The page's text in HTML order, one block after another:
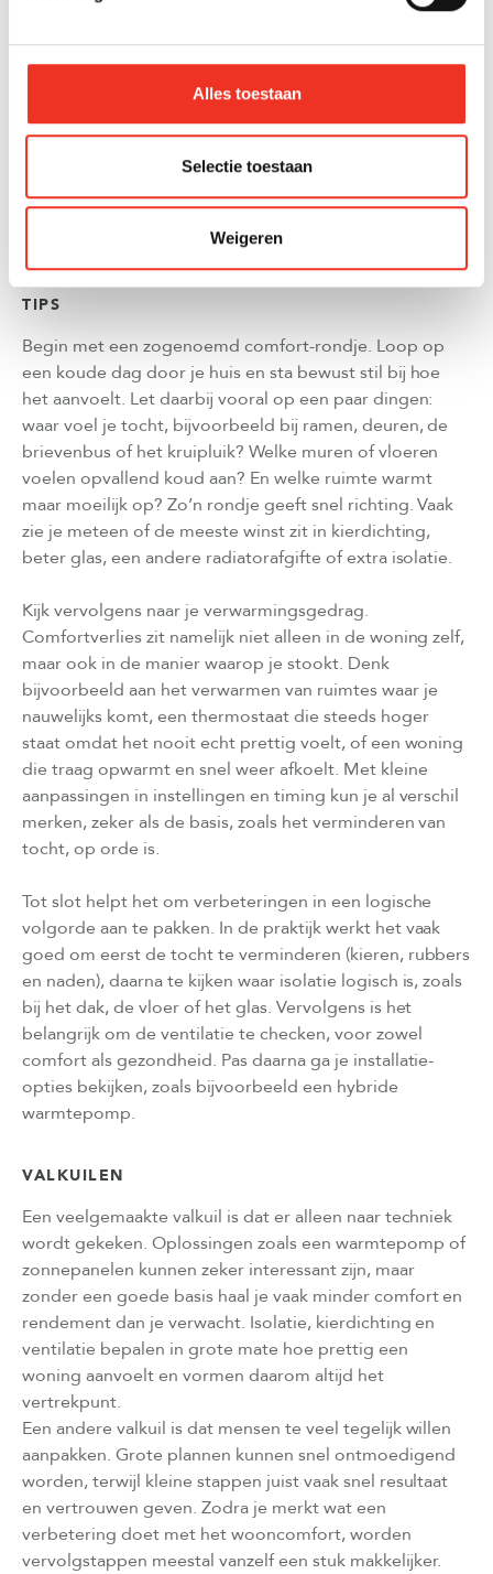
Alles toestaan
Selectie toestaan
Weigeren
Verduurzaming is niet
alleen een winterverhaal. Isolatie, zonwering en
slimme ventilatie kunnen helpen om oververhitting
te beperken, waardoor je woning ook op warme
dagen vaak aangenamer blijft.
Praktische tips en valkuilen
TIPS
Begin met een zogenoemd comfort-rondje. Loop op
een koude dag door je huis en sta bewust stil bij hoe
het aanvoelt. Let daarbij vooral op een paar dingen:
waar voel je tocht, bijvoorbeeld bij ramen, deuren, de
brievenbus of het kruipluik? Welke muren of vloeren
voelen opvallend koud aan? En welke ruimte warmt
maar moeilijk op? Zo’n rondje geeft snel richting. Vaak
zie je meteen of de meeste winst zit in kierdichting,
beter glas, een andere radiatorafgifte of extra isolatie.
Kijk vervolgens naar je verwarmingsgedrag.
Comfortverlies zit namelijk niet alleen in de woning zelf,
maar ook in de manier waarop je stookt. Denk
bijvoorbeeld aan het verwarmen van ruimtes waar je
nauwelijks komt, een thermostaat die steeds hoger
staat omdat het nooit echt prettig voelt, of een woning
die traag opwarmt en snel weer afkoelt. Met kleine
aanpassingen in instellingen en timing kun je al verschil
merken, zeker als de basis, zoals het verminderen van
tocht, op orde is.
Tot slot helpt het om verbeteringen in een logische
volgorde aan te pakken. In de praktijk werkt het vaak
goed om eerst de tocht te verminderen (kieren, rubbers
en naden), daarna te kijken waar isolatie logisch is, zoals
bij het dak, de vloer of het glas. Vervolgens is het
belangrijk om de ventilatie te checken, voor zowel
comfort als gezondheid. Pas daarna ga je installatie-
opties bekijken, zoals bijvoorbeeld een hybride
warmtepomp.
VALKUILEN
Een veelgemaakte valkuil is dat er alleen naar techniek
wordt gekeken. Oplossingen zoals een warmtepomp of
zonnepanelen kunnen zeker interessant zijn, maar
zonder een goede basis haal je vaak minder comfort en
rendement dan je verwacht. Isolatie, kierdichting en
ventilatie bepalen in grote mate hoe prettig een
woning aanvoelt en vormen daarom altijd het
vertrekpunt.
Een andere valkuil is dat mensen te veel tegelijk willen
aanpakken. Grote plannen kunnen snel ontmoedigend
worden, terwijl kleine stappen juist vaak snel resultaat
en vertrouwen geven. Zodra je merkt wat een
verbetering doet met het wooncomfort, worden
vervolgstappen meestal vanzelf een stuk makkelijker.